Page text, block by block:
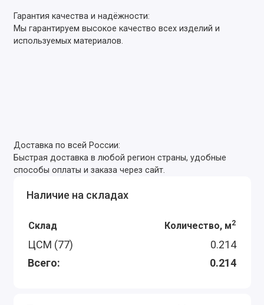
Гарантия качества и надёжности:
Мы гарантируем высокое качество всех изделий и
используемых материалов.
Доставка по всей России:
Быстрая доставка в любой регион страны, удобные
способы оплаты и заказа через сайт.
Наличие на складах
Склад Количество, м2
ЦСМ (77)
0.214
Всего:
0.214